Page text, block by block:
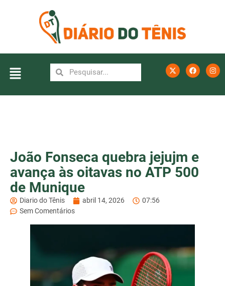
João Fonseca quebra jejujm e
avança às oitavas no ATP 500
de Munique
Diario do Tênis abril 14, 2026
07:56
Sem Comentários